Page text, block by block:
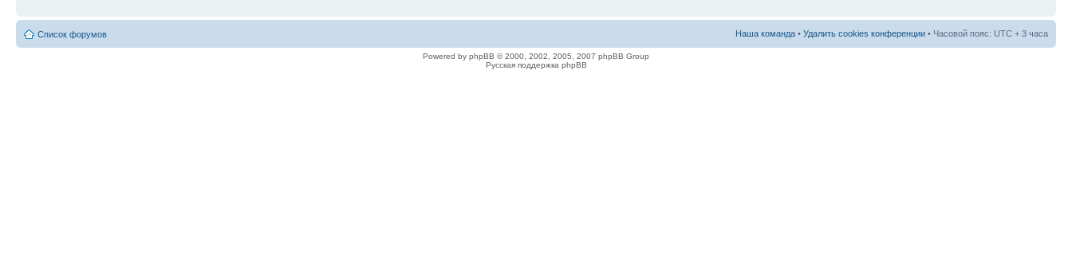
Список форумов Наша команда • Удалить cookies конференции • Часовой пояс: UTC + 3 часа
Powered by phpBB © 2000, 2002, 2005, 2007 phpBB Group
Русская поддержка phpBB